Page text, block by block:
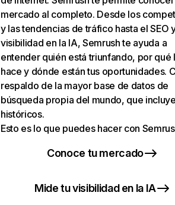
mercado al completo. Desde los
y las tendencias de tráfico hasta el SEO
visibilidad en la IA, Semrush te ayuda a
entender quién está triunfando, por qué
hace y dónde están tus oportunidades.
respaldo de la mayor base de datos de
búsqueda propia del mundo, que
históricos.
Esto es lo que puedes hacer con
Conoce tu mercado
Mide tu visibilidad en la IA